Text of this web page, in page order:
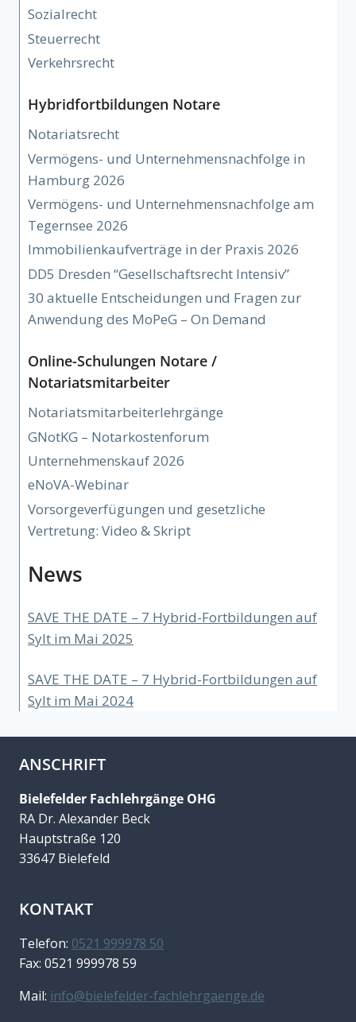
Sozialrecht
Steuerrecht
Verkehrsrecht
Hybridfortbildungen Notare
Notariatsrecht
Vermögens- und Unternehmensnachfolge in
Hamburg 2026
Vermögens- und Unternehmensnachfolge am
Tegernsee 2026
Immobilienkaufverträge in der Praxis 2026
DD5 Dresden “Gesellschaftsrecht Intensiv”
30 aktuelle Entscheidungen und Fragen zur
Anwendung des MoPeG – On Demand
Online-Schulungen Notare /
Notariatsmitarbeiter
Notariatsmitarbeiterlehrgänge
GNotKG – Notarkostenforum
Unternehmenskauf 2026
eNoVA-Webinar
Vorsorgeverfügungen und gesetzliche
Vertretung: Video & Skript
News
SAVE THE DATE – 7 Hybrid-Fortbildungen auf
Sylt im Mai 2025
SAVE THE DATE – 7 Hybrid-Fortbildungen auf
Sylt im Mai 2024
ANSCHRIFT
Bielefelder Fachlehrgänge OHG
RA Dr. Alexander Beck
Hauptstraße 120
33647 Bielefeld
KONTAKT
Telefon: 0521 999978 50
Fax: 0521 999978 59
Mail: info@bielefelder-fachlehrgaenge.de